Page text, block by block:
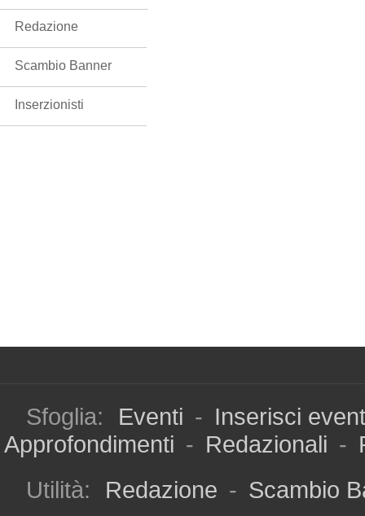
Redazione
Scambio Banner
Inserzionisti
Sfoglia: Eventi - Inserisci
Approfondimenti - Redazionali -
Utilità:
Redazione - Scambio